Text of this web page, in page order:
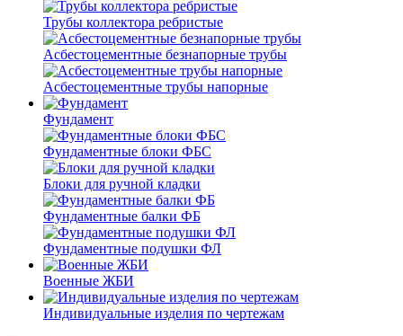
Трубы коллектора ребристые
Асбестоцементные безнапорные трубы
Асбестоцементные трубы напорные
Фундамент
Фундаментные блоки ФБС
Блоки для ручной кладки
Фундаментные балки ФБ
Фундаментные подушки ФЛ
Военные ЖБИ
Индивидуальные изделия по чертежам